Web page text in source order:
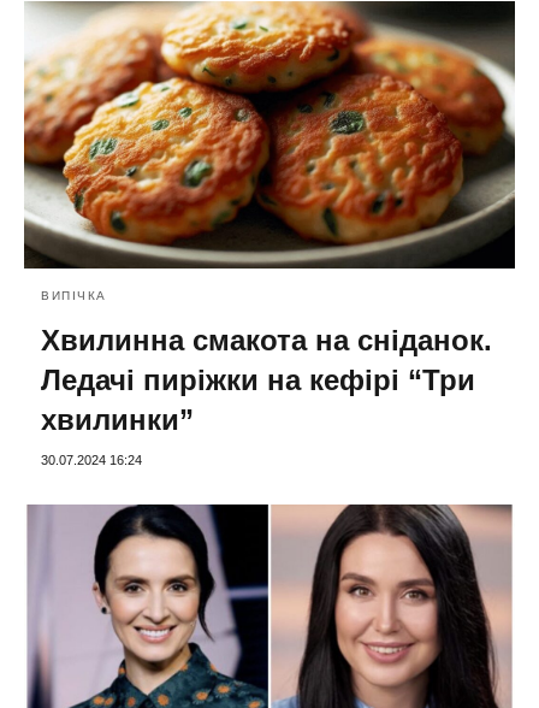
ВИПІЧКА
Хвилинна смакота на сніданок.
Ледачі пиріжки на кефірі “Три
хвилинки”
30.07.2024 16:24